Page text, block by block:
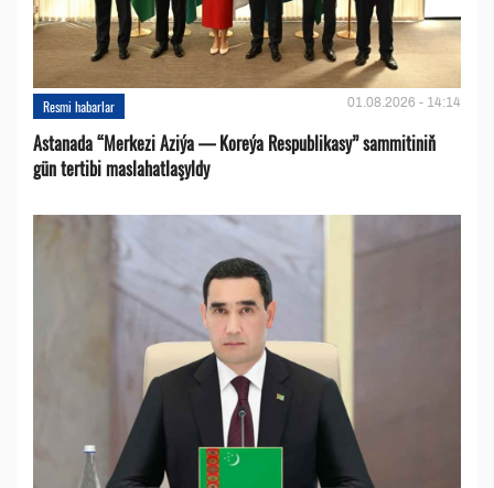
Resmi habarlar 01.08.2026 - 14:14
Astanada “Merkezi Aziýa — Koreýa Respublikasy” sammitiniň
gün tertibi maslahatlaşyldy